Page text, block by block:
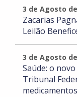
3 de Agosto
Zacarias
Leilão
3 de Agosto
Saúde: o
Tribunal
medicamentos